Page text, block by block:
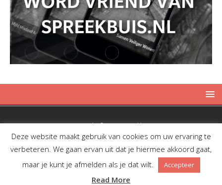
Copyright © 2019 Spreekbuis
Deze website maakt gebruik van cookies om uw ervaring te
verbeteren. We gaan ervan uit dat je hiermee akkoord gaat,
maar je kunt je afmelden als je dat wilt.
Accepteer
Read More